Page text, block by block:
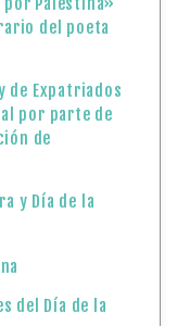
del poeta
de Expatriados
por parte de
de
y Día de la
del Día de la